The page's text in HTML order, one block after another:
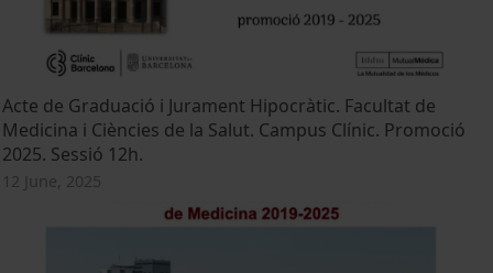
Acte de Graduació i Jurament Hipocràtic. Facultat de
Medicina i Ciències de la Salut. Campus Clínic. Promoció
2025. Sessió 12h.
12 June, 2025